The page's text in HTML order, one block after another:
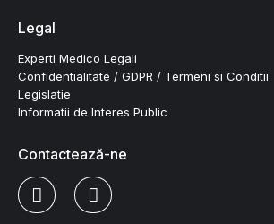
Legal
Experti Medico Legali
Confidentialitate / GDPR / Termeni si Conditii
Legislatie
Informatii de Interes Public
Contactează-ne